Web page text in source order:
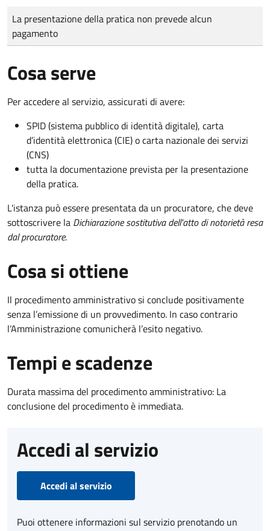
Tipo di pagamento
Importo
La presentazione della pratica non prevede alcun
pagamento
Cosa serve
Per accedere al servizio, assicurati di avere:
SPID (sistema pubblico di identità digitale), carta
d’identità elettronica (CIE) o carta nazionale dei servizi
(CNS)
tutta la documentazione prevista per la presentazione
della pratica.
L'istanza può essere presentata da un procuratore, che deve
sottoscrivere la Dichiarazione sostitutiva dell'atto di notorietà resa
dal procuratore.
Cosa si ottiene
Il procedimento amministrativo si conclude positivamente
senza l’emissione di un provvedimento. In caso contrario
l’Amministrazione comunicherà l’esito negativo.
Tempi e scadenze
Durata massima del procedimento amministrativo: La
conclusione del procedimento è immediata.
Accedi al servizio
Accedi al servizio
Puoi ottenere informazioni sul servizio prenotando un